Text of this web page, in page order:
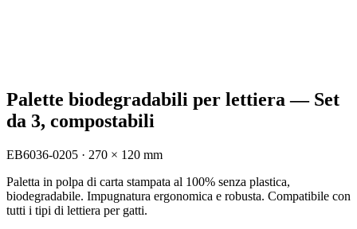
Palette biodegradabili per lettiera — Set
da 3, compostabili
EB6036-0205 · 270 × 120 mm
Paletta in polpa di carta stampata al 100% senza plastica,
biodegradabile. Impugnatura ergonomica e robusta. Compatibile con
tutti i tipi di lettiera per gatti.